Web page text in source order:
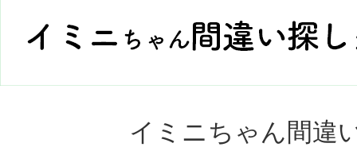
イミニちゃん間違い